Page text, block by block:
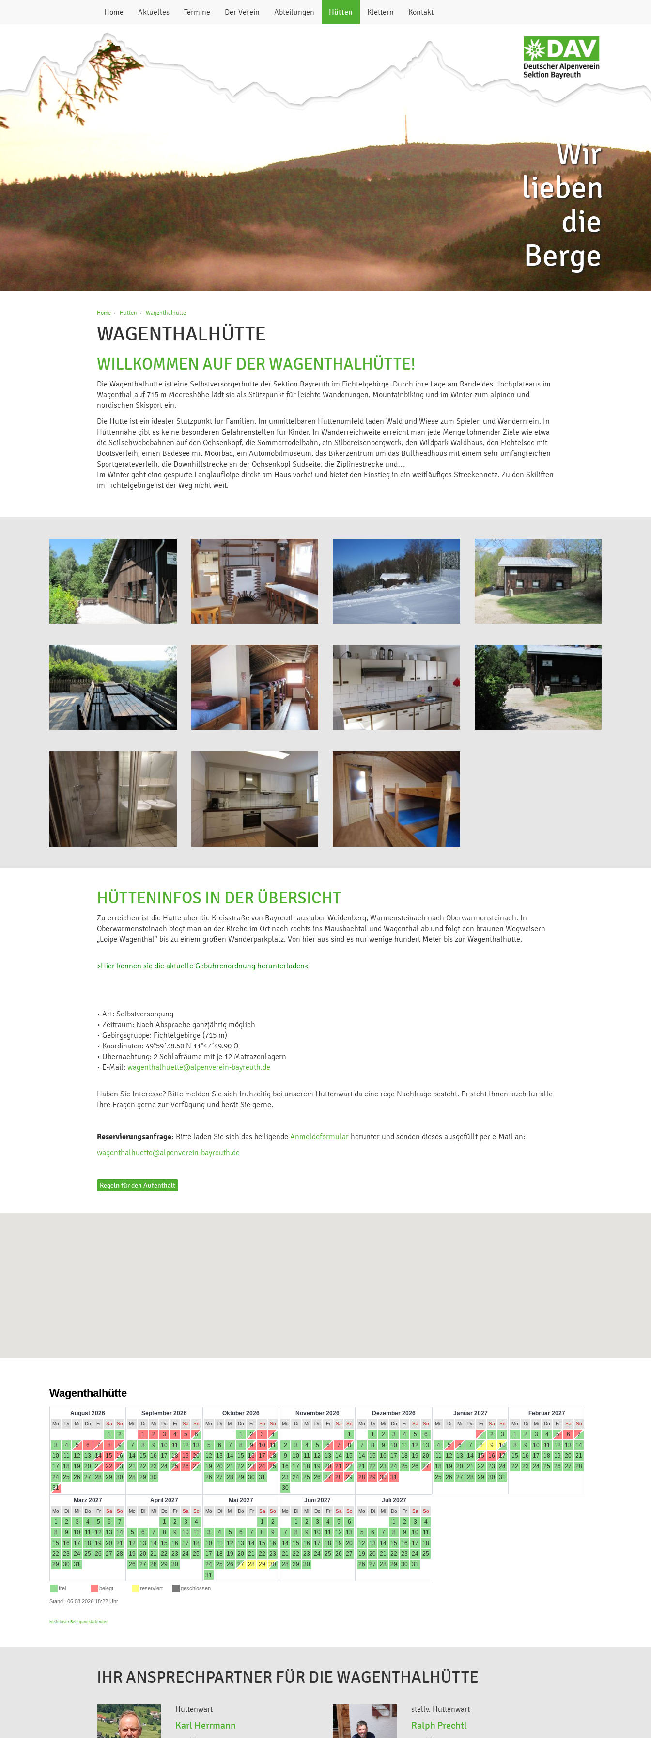
Home Aktuelles Termine Der Verein Abteilungen Hütten Klettern Kontakt
Wir
lieben
die
Berge
Home Hütten Wagenthalhütte
WAGENTHALHÜTTE
WILLKOMMEN AUF DER WAGENTHALHÜTTE!
Die Wagenthalhütte ist eine Selbstversorgerhütte der Sektion Bayreuth im Fichtelgebirge. Durch ihre Lage am Rande des Hochplateaus im
Wagenthal auf 715 m Meereshöhe lädt sie als Stützpunkt für leichte Wanderungen, Mountainbiking und im Winter zum alpinen und
nordischen Skisport ein.
Die Hütte ist ein idealer Stützpunkt für Familien. Im unmittelbaren Hüttenumfeld laden Wald und Wiese zum Spielen und Wandern ein. In
Hüttennähe gibt es keine besonderen Gefahrenstellen für Kinder. In Wanderreichweite erreicht man jede Menge lohnender Ziele wie etwa
die Seilschwebebahnen auf den Ochsenkopf, die Sommerrodelbahn, ein Silbereisenbergwerk, den Wildpark Waldhaus, den Fichtelsee mit
Bootsverleih, einen Badesee mit Moorbad, ein Automobilmuseum, das Bikerzentrum um das Bullheadhous mit einem sehr umfangreichen
Sportgeräteverleih, die Downhillstrecke an der Ochsenkopf Südseite, die Ziplinestrecke und…
Im Winter geht eine gespurte Langlaufloipe direkt am Haus vorbei und bietet den Einstieg in ein weitläufiges Streckennetz. Zu den Skiliften
im Fichtelgebirge ist der Weg nicht weit.
HÜTTENINFOS IN DER ÜBERSICHT
Zu erreichen ist die Hütte über die Kreisstraße von Bayreuth aus über Weidenberg, Warmensteinach nach Oberwarmensteinach. In
Oberwarmensteinach biegt man an der Kirche im Ort nach rechts ins Mausbachtal und Wagenthal ab und folgt den braunen Wegweisern
„Loipe Wagenthal" bis zu einem großen Wanderparkplatz. Von hier aus sind es nur wenige hundert Meter bis zur Wagenthalhütte.
>Hier können sie die aktuelle Gebührenordnung herunterladen<
• Art: Selbstversorgung
• Zeitraum: Nach Absprache ganzjährig möglich
• Gebirgsgruppe: Fichtelgebirge (715 m)
• Koordinaten: 49°59´38.50 N 11°47´49.90 O
• Übernachtung: 2 Schlafräume mit je 12 Matrazenlagern
• E-Mail: wagenthalhuette@alpenverein-bayreuth.de
Haben Sie Interesse? Bitte melden Sie sich frühzeitig bei unserem Hüttenwart da eine rege Nachfrage besteht. Er steht Ihnen auch für alle
Ihre Fragen gerne zur Verfügung und berät Sie gerne.
Reservierungsanfrage: Bitte laden Sie sich das beiligende Anmeldeformularherunter und senden dieses ausgefüllt per e-Mail an:
wagenthalhuette@alpenverein-bayreuth.de
Regeln für den Aufenthalt
kosteloser Belegungskalender
IHR ANSPRECHPARTNER FÜR DIE WAGENTHALHÜTTE
Hüttenwart
Karl Herrmann
stellv. Hüttenwart
Ralph Prechtl